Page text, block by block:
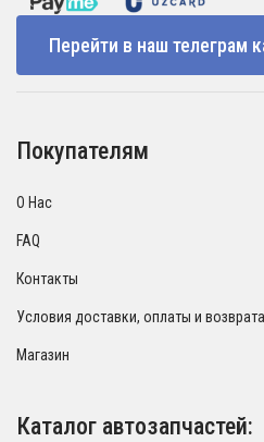
Перейти в наш телеграм
Покупателям
О Нас
FAQ
Контакты
Условия доставки, оплаты и возврата
Магазин
Каталог автозапчастей: